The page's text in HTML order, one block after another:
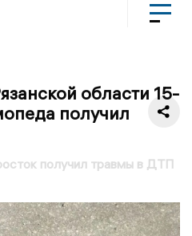
области 15-
получил
получил травмы в ДТП